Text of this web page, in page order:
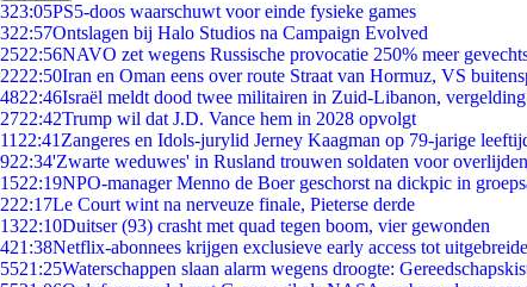
323:05PS5-doos waarschuwt voor einde fysieke games
322:57Ontslagen bij Halo Studios na Campaign Evolved
2522:56NAVO zet wegens Russische provocatie 250% meer
2222:50Iran en Oman eens over route Straat van Hormuz, VS
4822:46Israël meldt dood twee militairen in Zuid-Libanon,
2722:42Trump wil dat J.D. Vance hem in 2028 opvolgt
11 22:41 Zangeres en Idols-jurylid Jerney Kaagman op 79-jarige
922:34'Zwarte weduwes' in Rusland trouwen soldaten voor
1522:19NPO-manager Menno de Boer geschorst na dickpic in
222:17Le Court wint na nerveuze finale, Pieterse derde
1322:10Duitser (93) crasht met quad tegen boom, vier gewonden
421:38Netflix-abonnees krijgen exclusieve early access tot
5521:25Waterschappen slaan alarm wegens droogte: